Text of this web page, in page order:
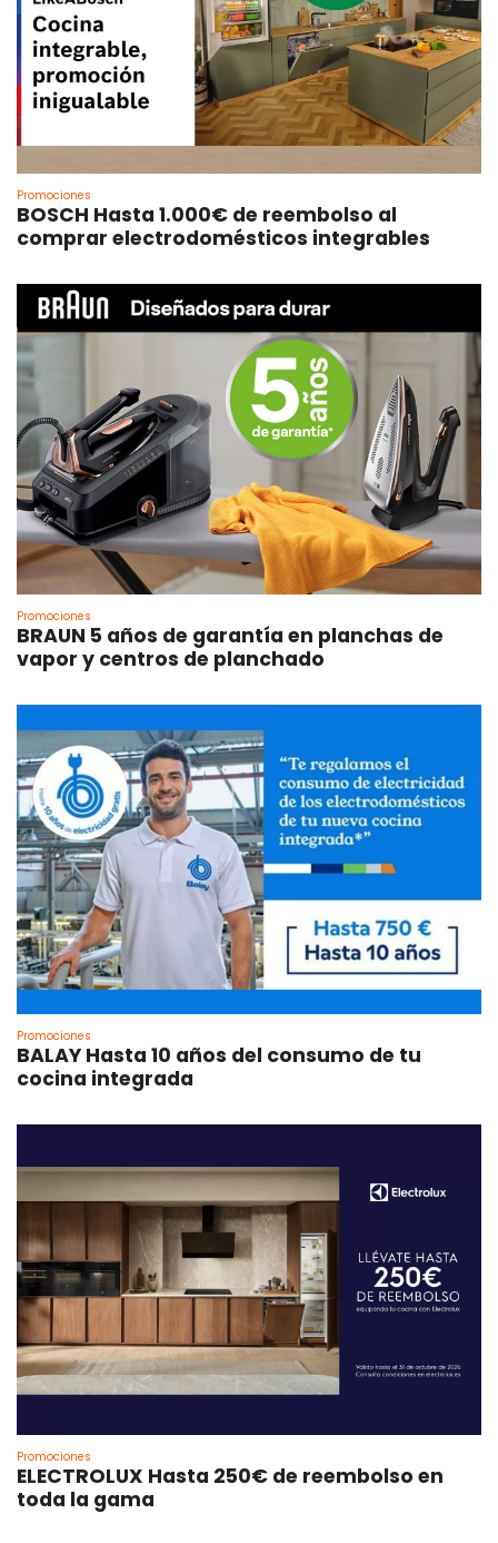
Promociones
BOSCH Hasta 1.000€ de reembolso al
comprar electrodomésticos integrables
Promociones
BRAUN 5 años de garantía en planchas de
vapor y centros de planchado
Promociones
BALAY Hasta 10 años del consumo de tu
cocina integrada
Promociones
ELECTROLUX Hasta 250€ de reembolso en
toda la gama